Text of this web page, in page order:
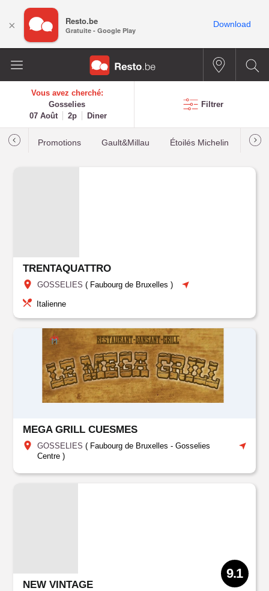
Vous avez cherché:
Gosselies
07 Août
2p Diner
Filtrer
Promotions Gault&Millau Étoilés Michelin Les
TRENTAQUATTRO
GOSSELIES ( Faubourg de Bruxelles )
Italienne
MEGA GRILL CUESMES
GOSSELIES ( Faubourg de Bruxelles - Gosselies
Centre )
NEW VINTAGE
9.1
× Resto.be
Gratuite - Google Play
Download